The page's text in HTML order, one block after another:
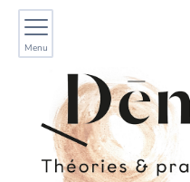
Menu